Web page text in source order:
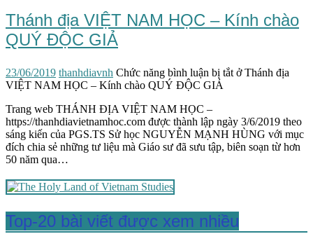
Thánh địa VIỆT NAM HỌC – Kính chào
QUÝ ĐỘC GIẢ
23/06/2019 thanhdiavnh Chức năng bình luận bị tắt ở Thánh địa
VIỆT NAM HỌC – Kính chào QUÝ ĐỘC GIẢ
Trang web THÁNH ĐỊA VIỆT NAM HỌC –
https://thanhdiavietnamhoc.com được thành lập ngày 3/6/2019 theo
sáng kiến của PGS.TS Sử học NGUYỄN MẠNH HÙNG với mục
đích chia sẻ những tư liệu mà Giáo sư đã sưu tập, biên soạn từ hơn
50 năm qua…
Top-20 bài viết được xem nhiều